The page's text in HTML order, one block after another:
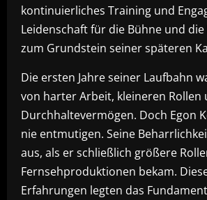
kontinuierliches Training und
Leidenschaft für die Bühne und
zum Grundstein seiner späteren
Die ersten Jahre seiner Laufbahn
von harter Arbeit, kleineren Rollen
Durchhaltevermögen. Doch Egon
nie entmutigen. Seine
aus, als er schließlich größere
Fernsehproduktionen bekam.
Erfahrungen legten das